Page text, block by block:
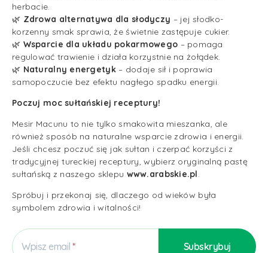
herbacie.
🌿 Zdrowa alternatywa dla słodyczy – jej słodko-
korzenny smak sprawia, że świetnie zastępuje cukier.
🌿 Wsparcie dla układu pokarmowego – pomaga
regulować trawienie i działa korzystnie na żołądek.
🌿 Naturalny energetyk– dodaje sił i poprawia
samopoczucie bez efektu nagłego spadku energii.
Poczuj moc sułtańskiej receptury!
Mesir Macunu to nie tylko smakowita mieszanka, ale
również sposób na naturalne wsparcie zdrowia i energii.
Jeśli chcesz poczuć się jak sułtan i czerpać korzyści z
tradycyjnej tureckiej receptury, wybierz oryginalną pastę
sułtańską z naszego sklepu www.arabskie.pl.
Spróbuj i przekonaj się, dlaczego od wieków była
symbolem zdrowia i witalności!
Wpisz email